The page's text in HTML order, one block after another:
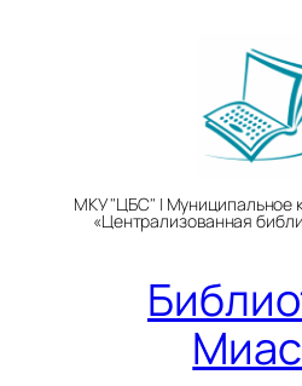
МКУ "ЦБС" | Муниципальное
«Централизованная